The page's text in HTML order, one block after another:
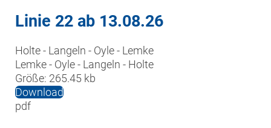
Linie 22 ab 13.08.26
Holte - Langeln - Oyle - Lemke
Lemke - Oyle - Langeln - Holte
Größe: 265.45 kb
Download
pdf